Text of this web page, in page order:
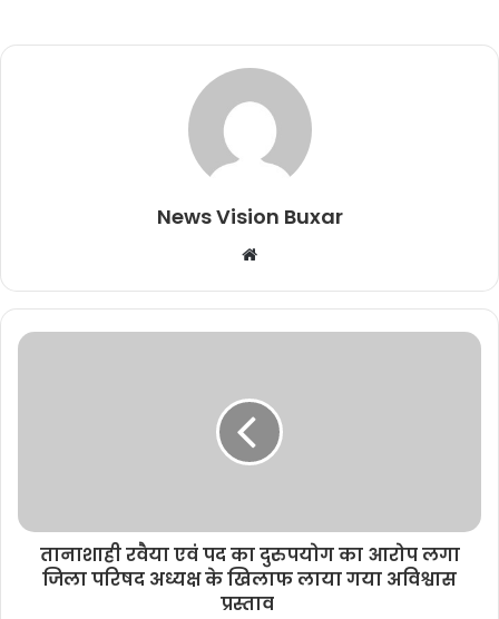
News Vision Buxar
b
s
तानाशाही रवैया एवं पद का दुरुपयोग का आरोप लगा
जिला परिषद अध्यक्ष के खिलाफ लाया गया अविश्वास
प्रस्ताव